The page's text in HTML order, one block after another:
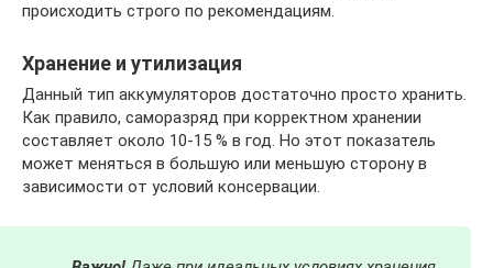
происходить строго по рекомендациям.
Хранение и утилизация
Данный тип аккумуляторов достаточно просто хранить.
Как правило, саморазряд при корректном хранении
составляет около 10-15 % в год. Но этот показатель
может меняться в большую или меньшую сторону в
зависимости от условий консервации.